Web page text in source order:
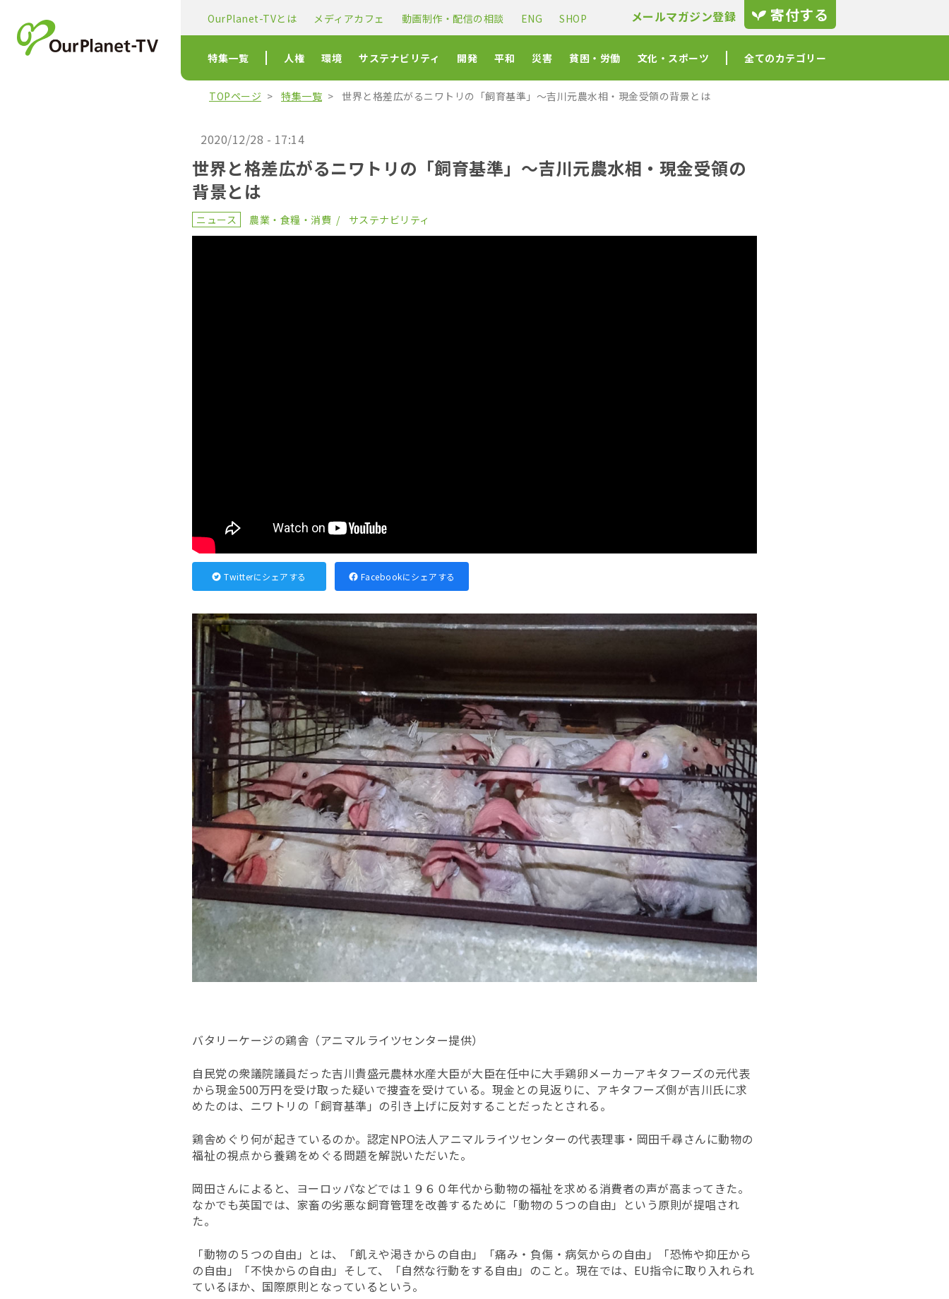
OurPlanet-TVとは メディアカフェ 動画制作・配信の相談 ENG SHOP メールマガジン登録 寄付する
特集一覧 人権 環境 サステナビリティ 開発 平和 災害 貧困・労働 文化・スポーツ 全てのカテゴリー
TOPページ 特集一覧 世界と格差広がるニワトリの「飼育基準」〜吉川元農水相・現金受領の背景とは
2020/12/28 - 17:14
世界と格差広がるニワトリの「飼育基準」〜吉川元農水相・現金受領の
背景とは
ニュース 農業・食糧・消費 サステナビリティ
Twitterにシェアする Facebookにシェアする
バタリーケージの鶏舎（アニマルライツセンター提供）
自民党の衆議院議員だった吉川貴盛元農林水産大臣が大臣在任中に大手鶏卵メーカーアキタフーズの元代表
から現金500万円を受け取った疑いで捜査を受けている。現金との見返りに、アキタフーズ側が吉川氏に求
めたのは、ニワトリの「飼育基準」の引き上げに反対することだったとされる。
鶏舎めぐり何が起きているのか。認定NPO法人アニマルライツセンターの代表理事・岡田千尋さんに動物の
福祉の視点から養鶏をめぐる問題を解説いただいた。
岡田さんによると、ヨーロッパなどでは１９６０年代から動物の福祉を求める消費者の声が高まってきた。
なかでも英国では、家畜の劣悪な飼育管理を改善するために「動物の５つの自由」という原則が提唱され
た。
「動物の５つの自由」とは、「飢えや渇きからの自由」「痛み・負傷・病気からの自由」「恐怖や抑圧から
の自由」「不快からの自由」そして、「自然な行動をする自由」のこと。現在では、EU指令に取り入れられ
ているほか、国際原則となっているという。